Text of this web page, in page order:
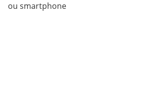
ou smartphone